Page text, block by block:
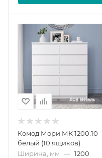
Комод Мори МК 1200.10
белый (10 ящиков)
Ширина, мм — 1200